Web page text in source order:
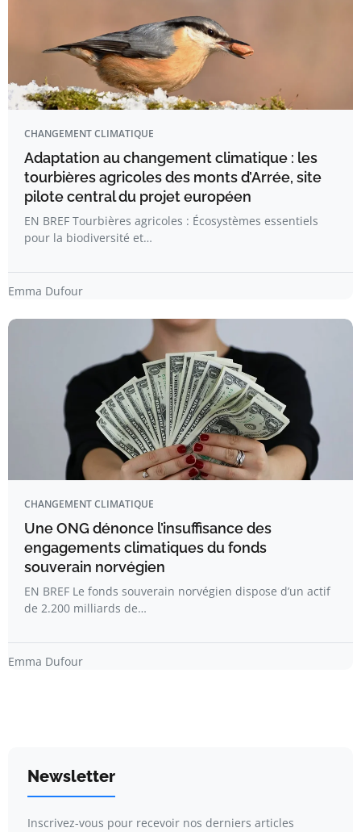
CHANGEMENT CLIMATIQUE
Adaptation au changement climatique : les
tourbières agricoles des monts d’Arrée, site
pilote central du projet européen
EN BREF Tourbières agricoles : Écosystèmes essentiels
pour la biodiversité et…
Emma Dufour
CHANGEMENT CLIMATIQUE
Une ONG dénonce l’insuffisance des
engagements climatiques du fonds
souverain norvégien
EN BREF Le fonds souverain norvégien dispose d’un actif
de 2.200 milliards de…
Emma Dufour
Newsletter
Inscrivez-vous pour recevoir nos derniers articles